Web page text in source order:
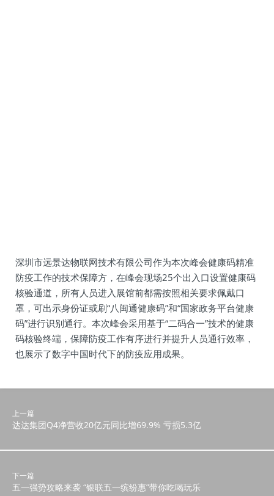
深圳市远景达物联网技术有限公司作为本次峰会健康码精准
防疫工作的技术保障方，在峰会现场25个出入口设置健康码
核验通道，所有人员进入展馆前都需按照相关要求佩戴口
罩，可出示身份证或刷“八闽通健康码”和“国家政务平台健康
码”进行识别通行。本次峰会采用基于“二码合一”技术的健康
码核验终端，保障防疫工作有序进行并提升人员通行效率，
也展示了数字中国时代下的防疫应用成果。
上一篇
达达集团Q4净营收20亿元同比增69.9% 亏损5.3亿
下一篇
五一强势攻略来袭 “银联五一缤纷惠”带你吃喝玩乐